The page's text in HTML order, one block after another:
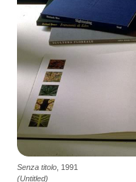
Senza titolo , 1991
(Untitled)